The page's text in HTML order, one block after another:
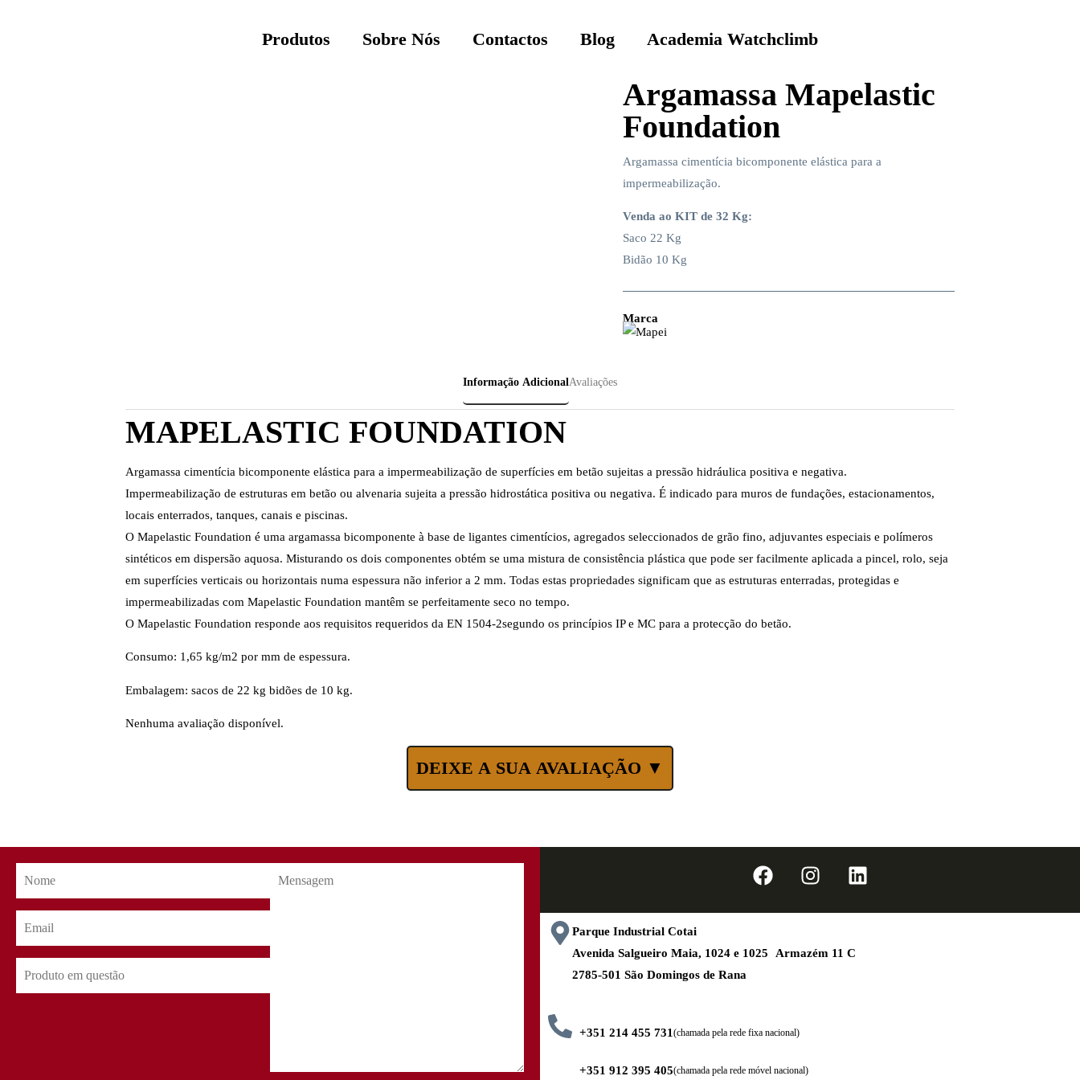
Produtos Sobre Nós Contactos Blog Academia Watchclimb
Argamassa Mapelastic
Foundation
Argamassa cimentícia bicomponente elástica para a
impermeabilização.
Venda ao KIT de 32 Kg:
Saco 22 Kg
Bidão 10 Kg
Marca
Informação Adicional Avaliações
MAPELASTIC FOUNDATION
Argamassa cimentícia bicomponente elástica para a impermeabilização de superfícies em betão sujeitas a pressão hidráulica positiva e negativa.
Impermeabilização de estruturas em betão ou alvenaria sujeita a pressão hidrostática positiva ou negativa. É indicado para muros de fundações, estacionamentos,
locais enterrados, tanques, canais e piscinas.
O Mapelastic Foundation é uma argamassa bicomponente à base de ligantes cimentícios, agregados seleccionados de grão fino, adjuvantes especiais e polímeros
sintéticos em dispersão aquosa. Misturando os dois componentes obtém se uma mistura de consistência plástica que pode ser facilmente aplicada a pincel, rolo, seja
em superfícies verticais ou horizontais numa espessura não inferior a 2 mm. Todas estas propriedades significam que as estruturas enterradas, protegidas e
impermeabilizadas com Mapelastic Foundation mantêm se perfeitamente seco no tempo.
O Mapelastic Foundation responde aos requisitos requeridos da EN 1504-2segundo os princípios IP e MC para a protecção do betão.
Consumo: 1,65 kg/m2 por mm de espessura.
Embalagem: sacos de 22 kg bidões de 10 kg.
Nenhuma avaliação disponível.
DEIXE A SUA AVALIAÇÃO ▼
Parque Industrial Cotai
Avenida Salgueiro Maia, 1024 e 1025 Armazém 11 C
2785-501 São Domingos de Rana
+351 214 455 731 (chamada pela rede fixa nacional)
+351 912 395 405(chamada pela rede móvel nacional)